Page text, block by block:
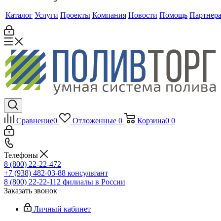
Каталог Услуги Проекты Компания Новости Помощь
Сравнение0 Отложенные 0 Корзина0 0
Телефоны
8 (800) 22-22-472
+7 (938) 482-03-88 консультант
8 (800) 22-22-112 филиалы в России
Заказать звонок
Личный кабинет